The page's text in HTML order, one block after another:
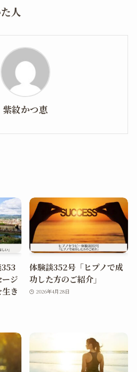
人
紫紋かつ恵
353
ジ
き
体験談352号「ヒプノで成
功した方のご紹介」
2026年4月28日